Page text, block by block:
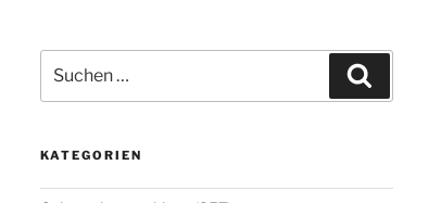
nach:
KATEGORIEN